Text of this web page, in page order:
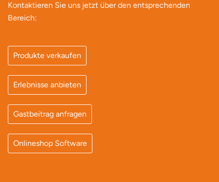
Kontaktieren Sie uns jetzt über den entsprechenden
Bereich:
Produkte verkaufen
Erlebnisse anbieten
Gastbeitrag anfragen
Onlineshop Software
Oder-Spree
Osnabrück
Ostholstein
Oy-Mittelberg